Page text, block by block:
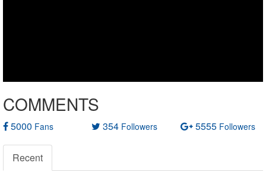
COMMENTS
5000 Fans 354 Followers 5555 Followers
Recent